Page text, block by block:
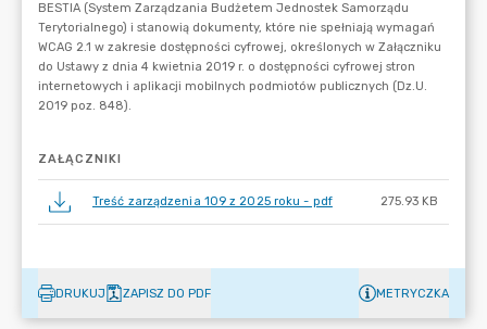
ZAŁĄCZNIKI
Treść zarządzenia 109 z 2025 roku - pdf 275.93 KB
DRUKUJ ZAPISZ DO PDF METRYCZKA